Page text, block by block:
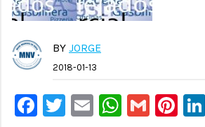
BY JORGE
2018-01-13
Facebook
Twitter
Email Gmail